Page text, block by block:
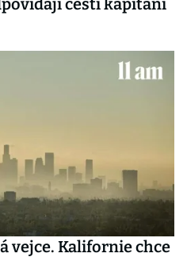
čeští kapitáni
vejce. Kalifornie chce